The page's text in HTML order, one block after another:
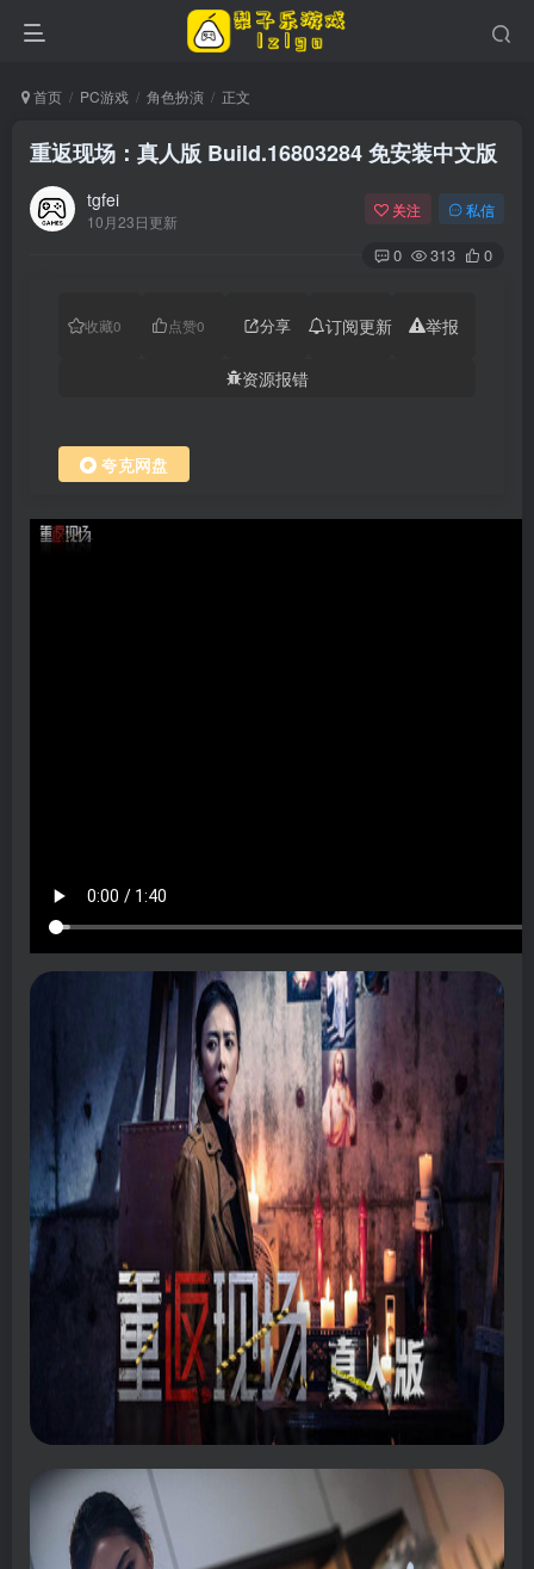
首页 PC游戏 角色扮演 正文
重返现场：真人版 Build.16803284 免安装中文版
tgfei
10月23日更新
关注 私信
0 313 0
收藏0 点赞0 分享 订阅更新 举报
资源报错
夸克网盘